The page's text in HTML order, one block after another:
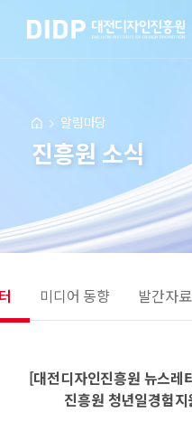
알림마당
진흥원 소식
미디어 동향 발간자료
[대전디자인진흥원 뉴스
진흥원 청년일경험